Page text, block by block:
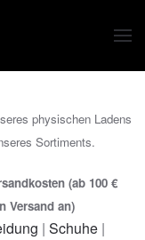
physischen Ladens
Sortiments.
(ab 100 €
Versand an)
| Schuhe |